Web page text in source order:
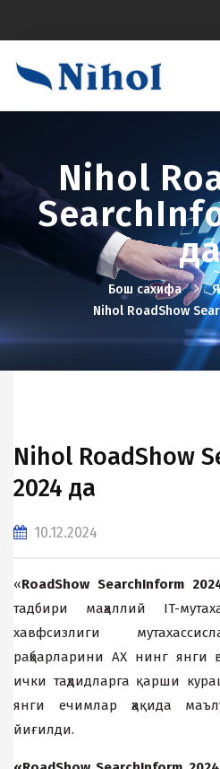
Nihol
Бош сахифа
Nihol RoadShow
Nihol RoadShow
2024 да
10.12.2024
«RoadShow SearchInform
тадбири маҳаллий IT-
xавфсизлиги
раҳбарларини АХ нинг янги
ички таҳдидларга қарши
янги ечимлар ҳақида
йиғилди.